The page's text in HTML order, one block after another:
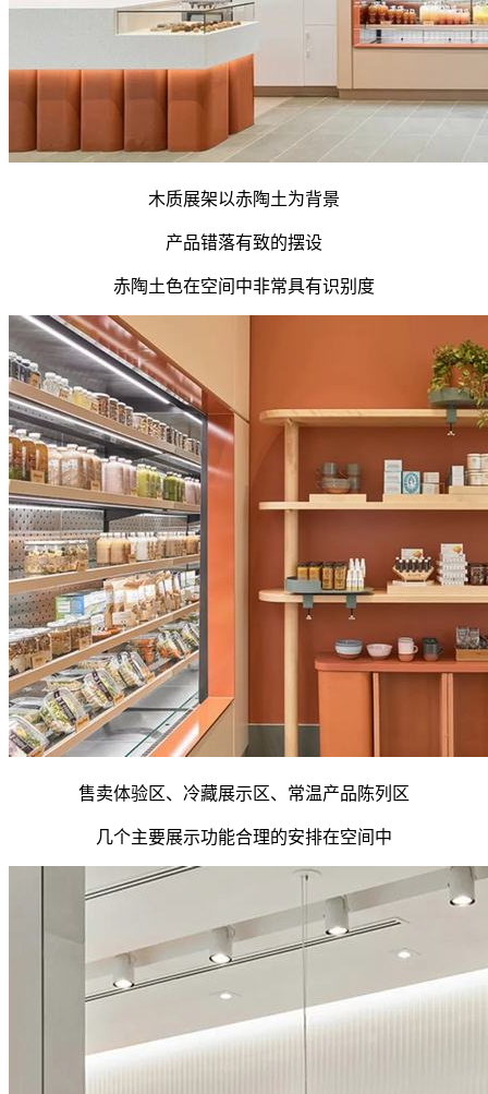
木质展架以赤陶土为背景
产品错落有致的摆设
赤陶土色在空间中非常具有识别度
售卖体验区、冷藏展示区、常温产品陈列区
几个主要展示功能合理的安排在空间中